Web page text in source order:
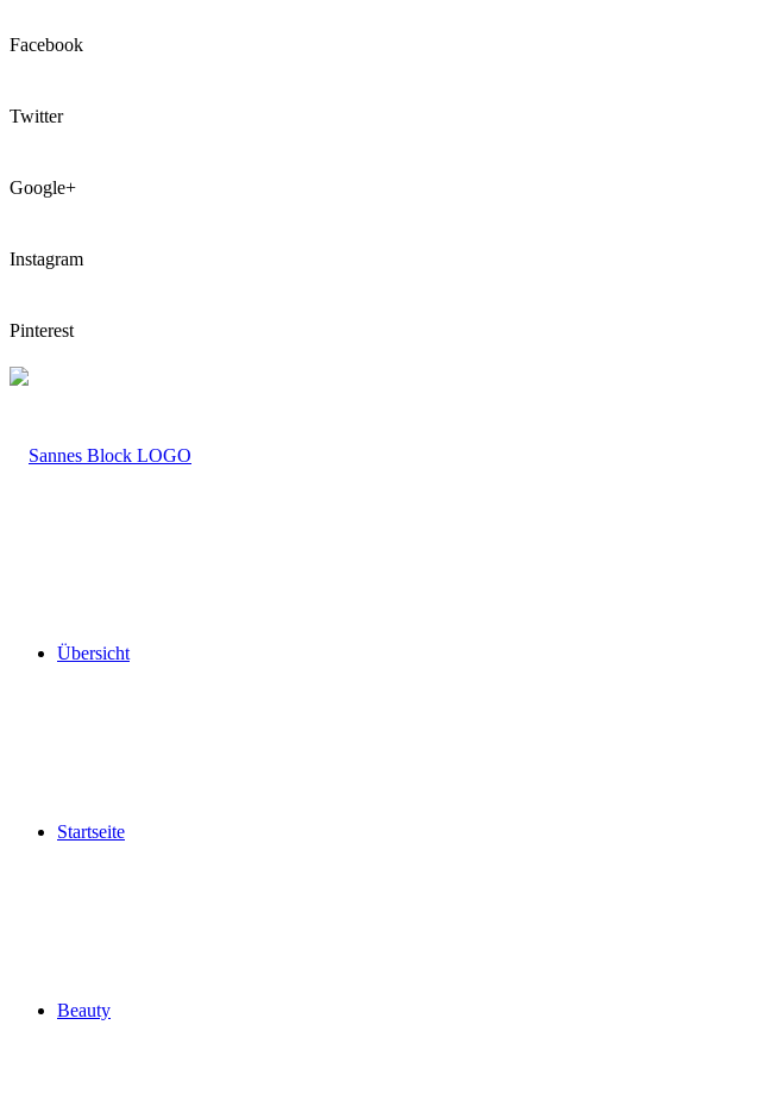
Facebook
Twitter
Google+
Instagram
Pinterest
LOGO
Übersicht
Startseite
Beauty